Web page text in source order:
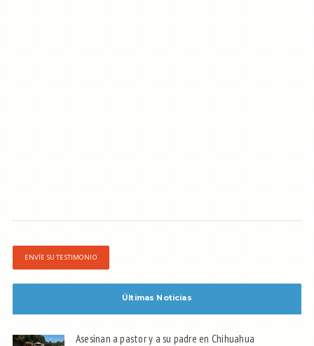
ENVÍE SU TESTIMONIO
Últimas Noticias
Asesinan a pastor y a su padre en Chihuahua